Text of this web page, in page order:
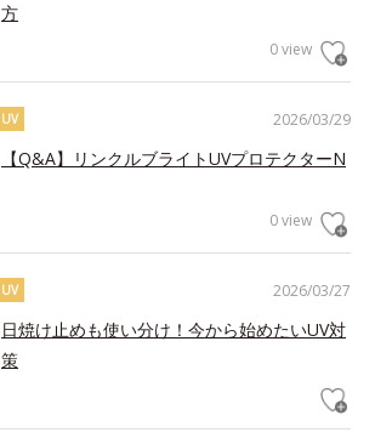
方
0 view
2026/03/29
UV
【Q&A】リンクルブライトUVプロテクターN
0 view
2026/03/27
UV
日焼け止めも使い分け！今から始めたいUV対
策